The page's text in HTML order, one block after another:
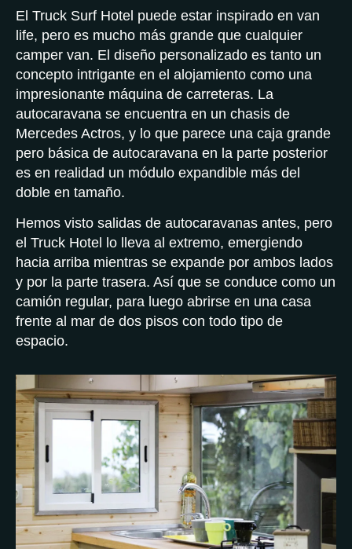
El Truck Surf Hotel puede estar inspirado en van
life, pero es mucho más grande que cualquier
camper van. El diseño personalizado es tanto un
concepto intrigante en el alojamiento como una
impresionante máquina de carreteras. La
autocaravana se encuentra en un chasis de
Mercedes Actros, y lo que parece una caja grande
pero básica de autocaravana en la parte posterior
es en realidad un módulo expandible más del
doble en tamaño.
Hemos visto salidas de autocaravanas antes, pero
el Truck Hotel lo lleva al extremo, emergiendo
hacia arriba mientras se expande por ambos lados
y por la parte trasera. Así que se conduce como un
camión regular, para luego abrirse en una casa
frente al mar de dos pisos con todo tipo de
espacio.